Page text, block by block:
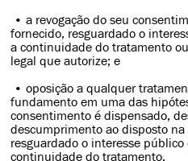
• a revogação do seu
fornecido, resguardado o
a continuidade do tratamento
legal que autorize; e
• oposição a qualquer
fundamento em uma das
consentimento é dispensado,
descumprimento ao disposto
resguardado o interesse
continuidade do tratamento.